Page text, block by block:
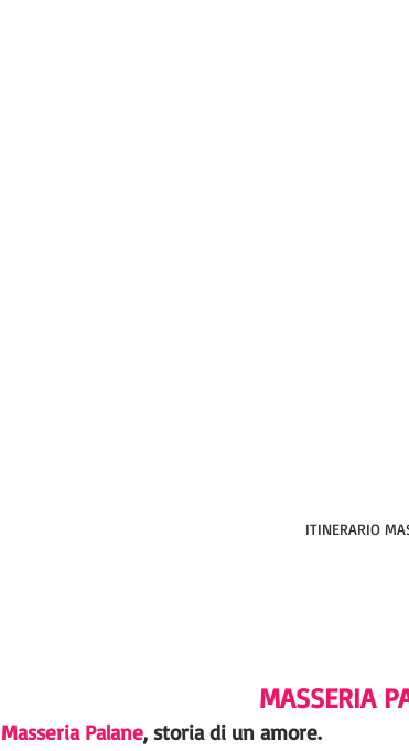
ITINERARIO
MASSERIA
Masseria Palane, storia di un amore.